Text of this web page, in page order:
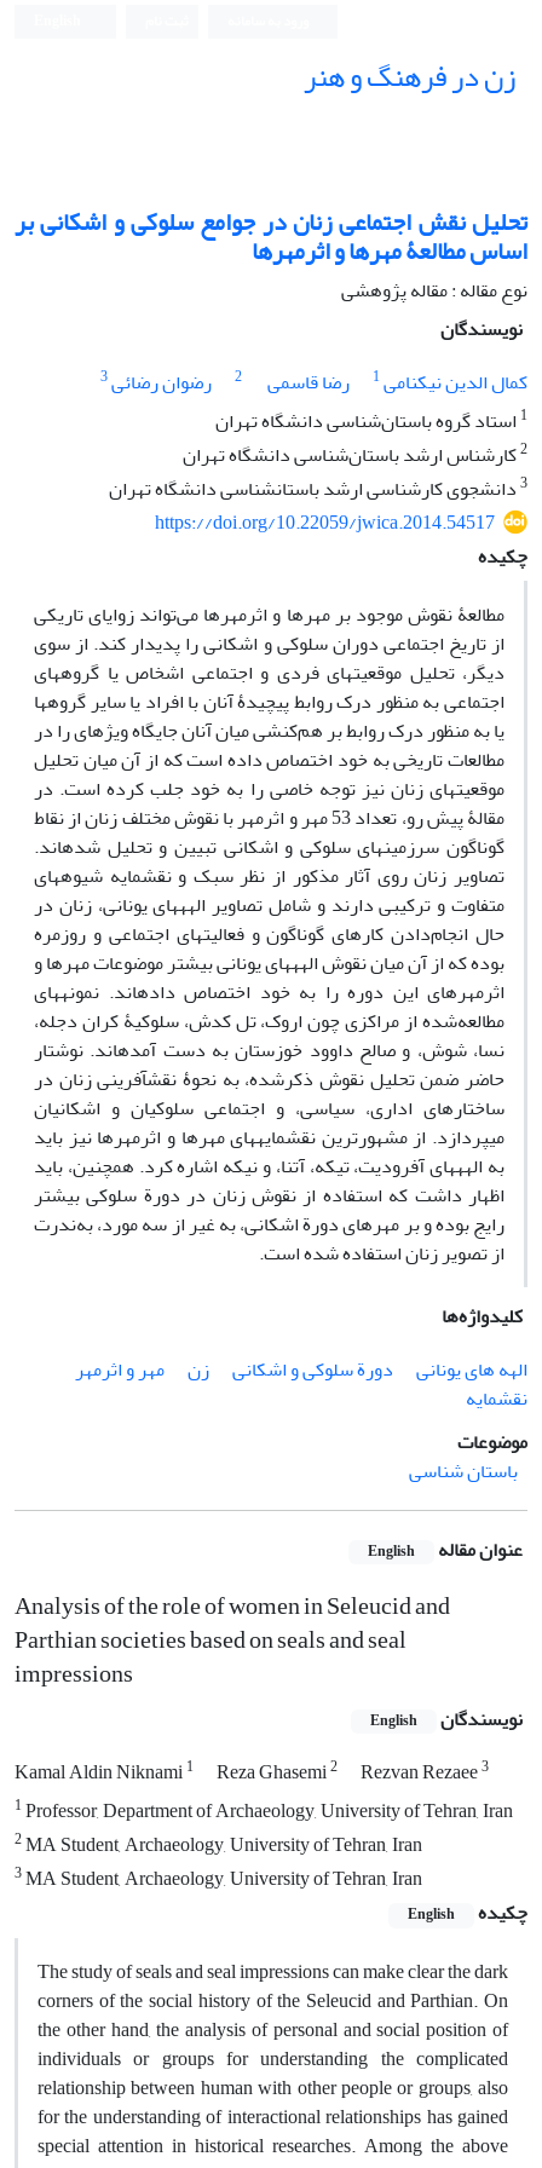
زن در فرهنگ و هنر
تحلیل نقش اجتماعی زنان در جوامع سلوکی و اشکانی بر
اساس مطالعۀ مهرها و اثرمهرها
نوع مقاله : مقاله پژوهشی
نویسندگان
کمال الدین نیکنامی1 رضا قاسمی 2 رضوان رضائی3
1 استاد گروه باستان‌شناسی دانشگاه تهران
2کارشناس ارشد باستان‌شناسی دانشگاه تهران
3دانشجوی کارشناسی ارشد باستان‏شناسی دانشگاه تهران
https://doi.org/10.22059/jwica.2014.54517
چکیده
مطالعۀ نقوش موجود بر مهرها و اثرمهرها می‌تواند زوایای تاریکی
از تاریخ اجتماعی دوران سلوکی و اشکانی را پدیدار کند. از سوی
دیگر، تحلیل موقعیت‏های فردی و اجتماعی اشخاص یا گروه‏های
اجتماعی به منظور درک روابط پیچیدۀ آنان با افراد یا سایر گروه‏ها
یا به منظور درک روابط بر هم‏‌کنشی میان آنان جایگاه ویژه‏ای را در
مطالعات تاریخی به خود اختصاص داده است که از آن میان تحلیل
موقعیت‏های زنان نیز توجه خاصی را به خود جلب کرده است. در
مقالۀ پیش رو، تعداد 53 مهر و اثرمهر با نقوش مختلف زنان از نقاط
گوناگون سرزمین‏های سلوکی و اشکانی تبیین و تحلیل شده‏اند.
تصاویر زنان روی آثار مذکور از نظر سبک و نقش‏مایه شیوه‏های
متفاوت و ترکیبی دارند و شامل تصاویر الهه‏های یونانی، زنان در
حال انجام‌دادن کارهای گوناگون و فعالیت‏های اجتماعی و روزمره
بوده که از آن میان نقوش الهه‏های یونانی بیشتر موضوعات مهرها و
اثرمهر‏های این دوره را به خود اختصاص داده‏اند. نمونه‏های
مطالعه‌شده از مراکزی چون اروک، تل کدش، سلوکیۀ کران دجله،
نسا، شوش، و صالح داوود خوزستان به دست آمده‏اند. نوشتار
حاضر ضمن تحلیل نقوش ذکر‌شده، به نحوۀ نقش‏آفرینی زنان در
ساختارهای اداری، سیاسی، و اجتماعی سلوکیان و اشکانیان
می‏پردازد. از مشهورترین نقش‏مایه‏های مهرها و اثرمهرها نیز باید
به الهه‏های آفرودیت، تیکه، آتنا، و نیکه اشاره کرد. همچنین، باید
اظهار داشت که استفاده از نقوش زنان در دورة سلوکی بیشتر
رایج بوده و بر مهرهای دورة اشکانی، به غیر از سه مورد، به‌ندرت
از تصویر زنان استفاده شده است.
کلیدواژه‌ها
الهه های یونانی
دورة سلوکی و اشکانی زن
مهر و اثر‏مهر
نقش‏مایه
موضوعات
باستان شناسی
عنوان مقاله English
Analysis of the role of women in Seleucid and
Parthian societies based on seals and seal
impressions
نویسندگان English
Kamal Aldin Niknami1 Reza Ghasemi2 Rezvan Rezaee3
1Professor, Department of Archaeology, University of Tehran, Iran
2MA Student, Archaeology, University of Tehran, Iran
3MA Student, Archaeology, University of Tehran, Iran
چکیده
English
The study of seals and seal impressions can make clear the dark
corners of the social history of the Seleucid and Parthian. On
the other hand, the analysis of personal and social position of
individuals or groups for understanding the complicated
relationship between human with other people or groups, also
for the understanding of interactional relationships has gained
special attention in historical researches. Among the above